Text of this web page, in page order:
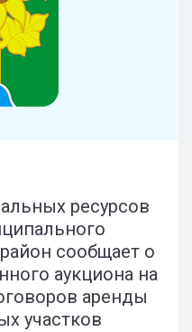
ресурсов
сообщает о
аукциона на
аренды
участков